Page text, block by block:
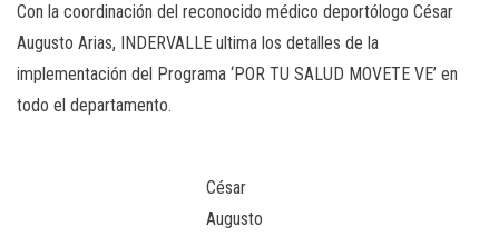
Con la coordinación del reconocido médico deportólogo César
Augusto Arias, INDERVALLE ultima los detalles de la
implementación del Programa ‘POR TU SALUD MOVETE VE’ en
todo el departamento.
César
Augusto